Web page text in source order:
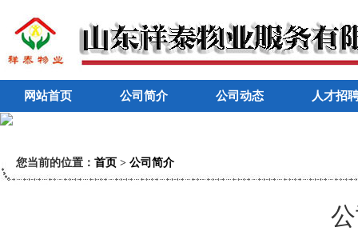
网站首页 公司简介 公司动态 人才招
您当前的位置： 首页 > 公司简介
公